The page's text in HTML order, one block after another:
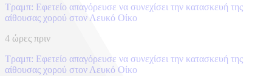
Τραμπ: Εφετείο απαγόρευσε να συνεχίσει την κατασκευή της
αίθουσας χορού στον Λευκό Οίκο
4 ώρες πριν
Τραμπ: Εφετείο απαγόρευσε να συνεχίσει την κατασκευή της
αίθουσας χορού στον Λευκό Οίκο